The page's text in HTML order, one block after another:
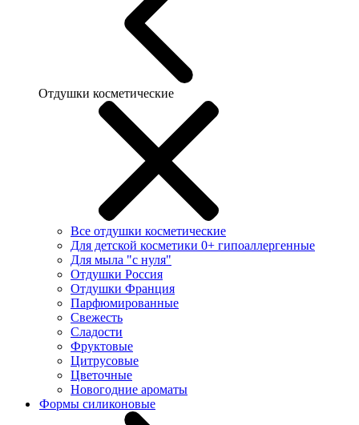
Отдушки косметические
Все отдушки косметические
Для детской косметики 0+ гипоаллергенные
Для мыла "с нуля"
Отдушки Россия
Отдушки Франция
Парфюмированные
Свежесть
Сладости
Фруктовые
Цитрусовые
Цветочные
Новогодние ароматы
Формы силиконовые